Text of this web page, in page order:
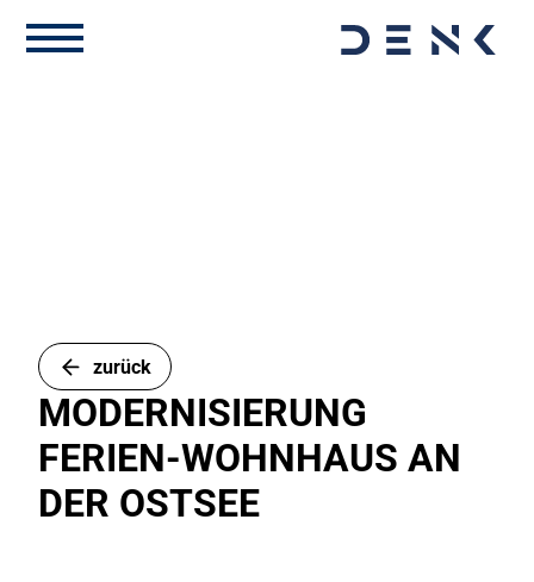
zurück
MODERNISIERUNG
FERIEN-WOHNHAUS AN
DER OSTSEE